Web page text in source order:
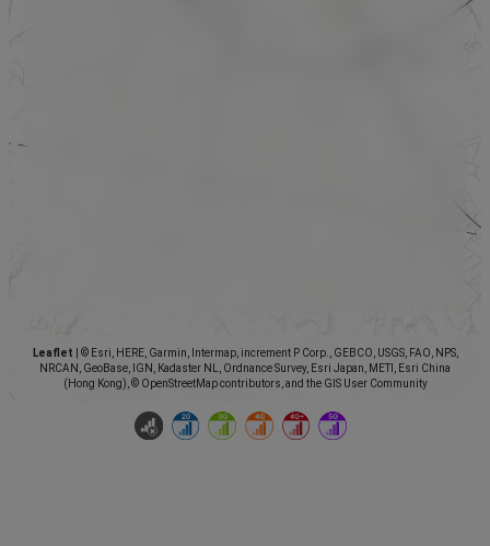
Leaflet
© Esri, HERE, Garmin, Intermap, increment P Corp., GEBCO, USGS, FAO, NPS,
NRCAN, GeoBase, IGN, Kadaster NL, Ordnance Survey, Esri Japan, METI, Esri China
(Hong Kong), © OpenStreetMap contributors, and the GIS User Community